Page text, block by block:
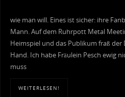
wie man will. Eines ist sicher: ihre
Mann. Auf dem Ruhrpott Metal
Heimspiel und das Publikum fraß
Hand. Ich habe Fräulein Pesch ewig
muss
WEITERLESEN!